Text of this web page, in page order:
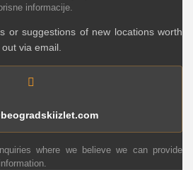
informacije.
or suggestions of new locations worth
via email.
where we believe we can provide